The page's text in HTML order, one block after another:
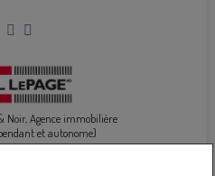
Noir, Agence immobilière
et autonome)
Doris-Lussier
QC J7H 0E8